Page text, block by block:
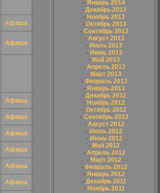
Афиша
Афиша
Афиша
Афиша
Афиша
Афиша
Афиша
Афиша
· Январь 2014
· Декабрь 2013
· Ноябрь 2013
· Октябрь 2013
· Сентябрь 2013
· Август 2013
· Июль 2013
· Июнь 2013
· Май 2013
· Апрель 2013
· Март 2013
· Февраль 2013
· Январь 2013
· Декабрь 2012
· Ноябрь 2012
· Октябрь 2012
· Сентябрь 2012
· Август 2012
· Июль 2012
· Июнь 2012
· Май 2012
· Апрель 2012
· Март 2012
· Февраль 2012
· Январь 2012
· Декабрь 2011
· Ноябрь 2011